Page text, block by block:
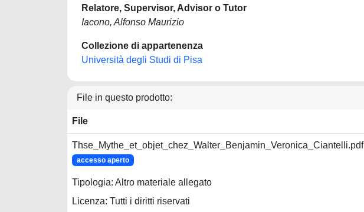
Relatore, Supervisor, Advisor o Tutor
Iacono, Alfonso Maurizio
Collezione di appartenenza
Università degli Studi di Pisa
File in questo prodotto:
File
Thse_Mythe_et_objet_chez_Walter_Benjamin_Veronica_Ciantelli.pdf
accesso aperto
Tipologia: Altro materiale allegato
Licenza: Tutti i diritti riservati